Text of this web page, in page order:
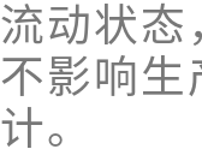
流动状态
不影响
计。